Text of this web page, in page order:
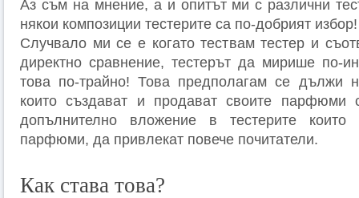
Аз съм на мнение, а и опитът ми с различни
някои композиции тестерите са по-добрият избор!
Случвало ми се е когато тествам тестер и
директно сравнение, тестерът да мирише по-
това по-трайно! Това предполагам се дължи
които създават и продават своите парфюми
допълнително вложение в тестерите които
парфюми, да привлекат повече почитатели.
Как става това?